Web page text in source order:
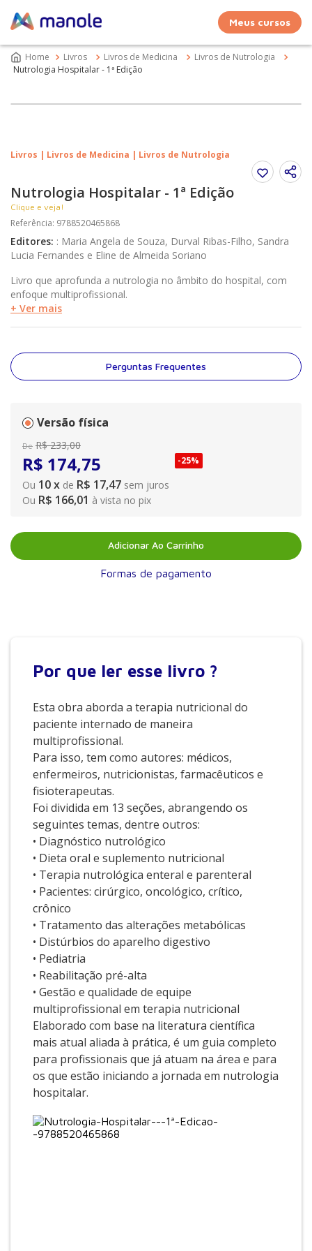
Meus cursos
Livros Livros de Medicina
Livros de Nutrologia
Nutrologia Hospitalar - 1ª Edição
Livros | Livros de Medicina | Livros de Nutrologia
Nutrologia Hospitalar - 1ª Edição
Clique e veja!
Referência: 9788520465868
Editores: : Maria Angela de Souza, Durval Ribas-Filho, Sandra
Lucia Fernandes e Eline de Almeida Soriano
Livro que aprofunda a nutrologia no âmbito do hospital, com
enfoque multiprofissional.
+ Ver mais
Perguntas Frequentes
Versão física
De R$ 233,00
R$ 174,75
Ou 10x de R$ 17,47 sem juros
-25%
Ou R$ 166,01 à vista no pix
Adicionar Ao Carrinho
Formas de pagamento
Por que ler esse livro ?
Esta obra aborda a terapia nutricional do
paciente internado de maneira
multiprofissional.
Para isso, tem como autores: médicos,
enfermeiros, nutricionistas, farmacêuticos e
fisioterapeutas.
Foi dividida em 13 seções, abrangendo os
seguintes temas, dentre outros:
• Diagnóstico nutrológico
• Dieta oral e suplemento nutricional
• Terapia nutrológica enteral e parenteral
• Pacientes: cirúrgico, oncológico, crítico,
crônico
• Tratamento das alterações metabólicas
• Distúrbios do aparelho digestivo
• Pediatria
• Reabilitação pré-alta
• Gestão e qualidade de equipe
multiprofissional em terapia nutricional
Elaborado com base na literatura científica
mais atual aliada à prática, é um guia completo
para profissionais que já atuam na área e para
os que estão iniciando a jornada em nutrologia
hospitalar.